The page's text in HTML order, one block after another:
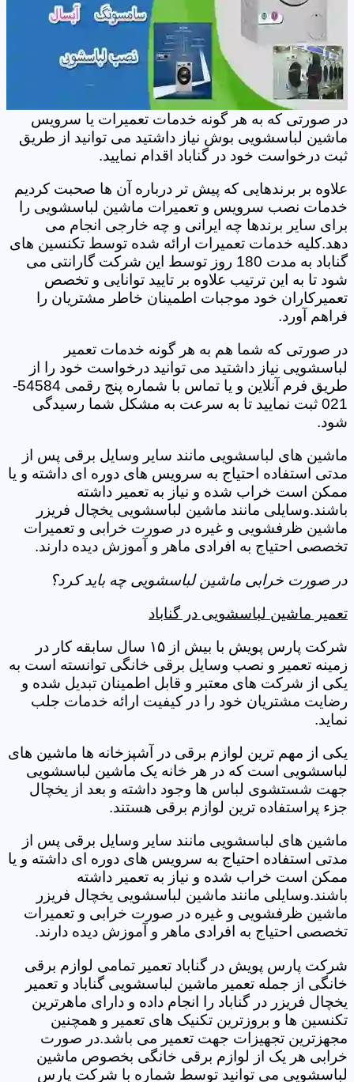
در صورتی که به هر گونه خدمات تعمیرات یا سرویس
ماشین لباسشویی بوش نیاز داشتید می توانید از طریق
ثبت درخواست خود در گناباد اقدام نمایید.
علاوه بر برندهایی که پیش تر درباره آن ها صحبت کردیم
خدمات نصب سرویس و تعمیرات ماشین لباسشویی را
برای سایر برندها چه ایرانی و چه خارجی انجام می
دهد.کلیه خدمات تعمیرات ارائه شده توسط تکنسین های
گناباد به مدت 180 روز توسط این شرکت گارانتی می
شود تا به این ترتیب علاوه بر تایید توانایی و تخصص
تعمیرکاران خود موجبات اطمینان خاطر مشتریان را
فراهم آورد.
در صورتی که شما هم به هر گونه خدمات تعمیر
لباسشویی نیاز داشتید می توانید درخواست خود را از
طریق فرم آنلاین و یا تماس با شماره پنج رقمی 54584-
021 ثبت نمایید تا به سرعت به مشکل شما رسیدگی
شود.
ماشین های لباسشویی مانند سایر وسایل برقی پس از
مدتی استفاده احتیاج به سرویس های دوره ای داشته و یا
ممکن است خراب شده و نیاز به تعمیر داشته
باشند.وسایلی مانند ماشین لباسشویی یخچال فریزر
ماشین ظرفشویی و غیره در صورت خرابی و تعمیرات
تخصصی احتیاج به افرادی ماهر و آموزش دیده دارند.
در صورت خرابی ماشین لباسشویی چه باید کرد؟
تعمیر ماشین لباسشویی در گناباد
شرکت پارس پویش با بیش از ۱۵ سال سابقه کار در
زمینه تعمیر و نصب وسایل برقی خانگی توانسته است به
یکی از شرکت های معتبر و قابل اطمینان تبدیل شده و
رضایت مشتریان خود را در کیفیت ارائه خدمات جلب
نماید.
یکی از مهم ترین لوازم برقی در آشپزخانه ها ماشین های
لباسشویی است که در هر خانه یک ماشین لباسشویی
جهت شستشوی لباس ها وجود داشته و بعد از یخچال
جزء پراستفاده ترین لوازم برقی هستند.
ماشین های لباسشویی مانند سایر وسایل برقی پس از
مدتی استفاده احتیاج به سرویس های دوره ای داشته و یا
ممکن است خراب شده و نیاز به تعمیر داشته
باشند.وسایلی مانند ماشین لباسشویی یخچال فریزر
ماشین ظرفشویی و غیره در صورت خرابی و تعمیرات
تخصصی احتیاج به افرادی ماهر و آموزش دیده دارند.
شرکت پارس پویش در گناباد تعمیر تمامی لوازم برقی
خانگی از جمله تعمیر ماشین لباسشویی گناباد و تعمیر
یخچال فریزر در گناباد را انجام داده و دارای ماهرترین
تکنسین ها و بروزترین تکنیک های تعمیر و همچنین
مجهزترین تجهیزات جهت تعمیر می باشد.در صورت
خرابی هر یک از لوازم برقی خانگی بخصوص ماشین
لباسشویی می توانید توسط شماره با شرکت پارس